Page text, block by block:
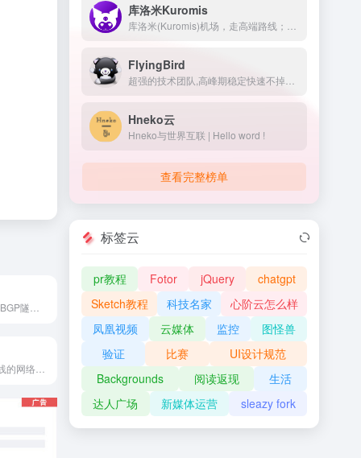
库洛米Kuromis
FlyingBird
Hneko云
Hneko与世界互联 | Hello word !
查看完整榜单
标签云
pr教程 Fotor jQuery
chatgpt
Sketch教程
科技名家
心阶云怎么样
凤凰视频
云媒体 监控
图怪兽
验证
比赛
UI设计规范
Backgrounds
阅读返现
生活
达人广场
新媒体运营 sleazy fork